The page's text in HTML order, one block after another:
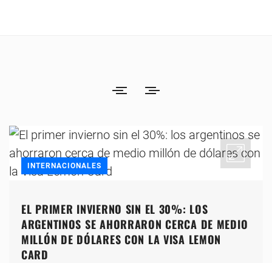
INTERNACIONALES
EL PRIMER INVIERNO SIN EL 30%: LOS
ARGENTINOS SE AHORRARON CERCA DE MEDIO
MILLÓN DE DÓLARES CON LA VISA LEMON
CARD